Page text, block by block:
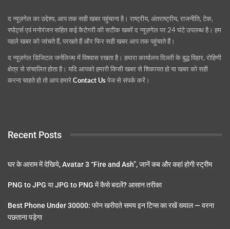
द न्यूज़गेल का उद्देश्य, आप तक सही खबर पहुंचाना है। राष्ट्रीय, अंतराष्ट्रीय, राजनीति, टेक,
स्पोर्ट्स एवं मनोरंजन सहित कई कैटेगरी की सटीक खबरें द न्यूज़गेल पर 24 घंटे उपलब्ध है। हम
पहले खबर को जांचते हैं, परखते हैं और फिर सही खबर आप तक पहुंचाते हैं।
द न्यूज़गेल डिजिटल जर्नलिज्म़ में विश्वास रखता है। हमारा कार्यालय दिल्ली के बुद्ध विहार, रोहिणी
क्षेत्र से संचालित होता है। यदि आपको हमारी किसी खबर से शिकायत हो या खबर को सही
करना चाहते हो तो आप हमारेContact Usपेज से संपर्क करें।
Recent Posts
घर के आराम में देखिये, Avatar 3 “Fire and Ash”, जानें कब और कहां होगी स्ट्रीम
PNG to JPG या JPG to PNG में कैसे बदलें? आसान तरीका
Best Phone Under 30000: फोन खरीदते समय इन टिप्स का रखें ख्याल — वरना
पछताना पड़ेगा